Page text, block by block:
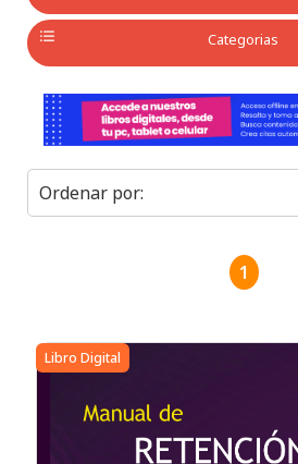
Categorias
1
Libro Digital